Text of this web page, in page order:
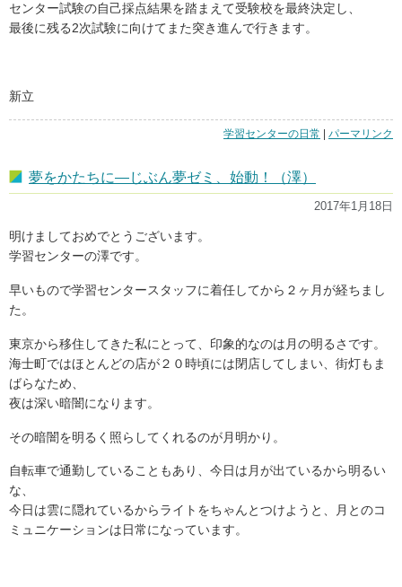
センター試験の自己採点結果を踏まえて受験校を最終決定し、
最後に残る2次試験に向けてまた突き進んで行きます。
新立
学習センターの日常
「セ
試
次
立)」
の
パーマリンク
夢をかたちに―じぶん夢ゼミ、始動！（澤）
2017年1月18日
明けましておめでとうございます。
学習センターの澤です。
早いもので学習センタースタッフに着任してから２ヶ月が経ちまし
た。
東京から移住してきた私にとって、印象的なのは月の明るさです。
海士町ではほとんどの店が２０時頃には閉店してしまい、街灯もま
ばらなため、
夜は深い暗闇になります。
その暗闇を明るく照らしてくれるのが月明かり。
自転車で通勤していることもあり、今日は月が出ているから明るい
な、
今日は雲に隠れているからライトをちゃんとつけようと、月とのコ
ミュニケーションは日常になっています。